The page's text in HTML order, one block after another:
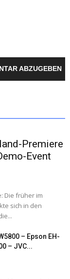
ABZUGEBEN
Premiere
Event
Die früher im
sich in den
– Epson EH-
– JVC...